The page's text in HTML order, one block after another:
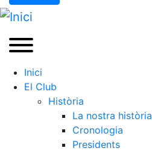
Inici
El Club
Història
La nostra història
Cronologia
Presidents